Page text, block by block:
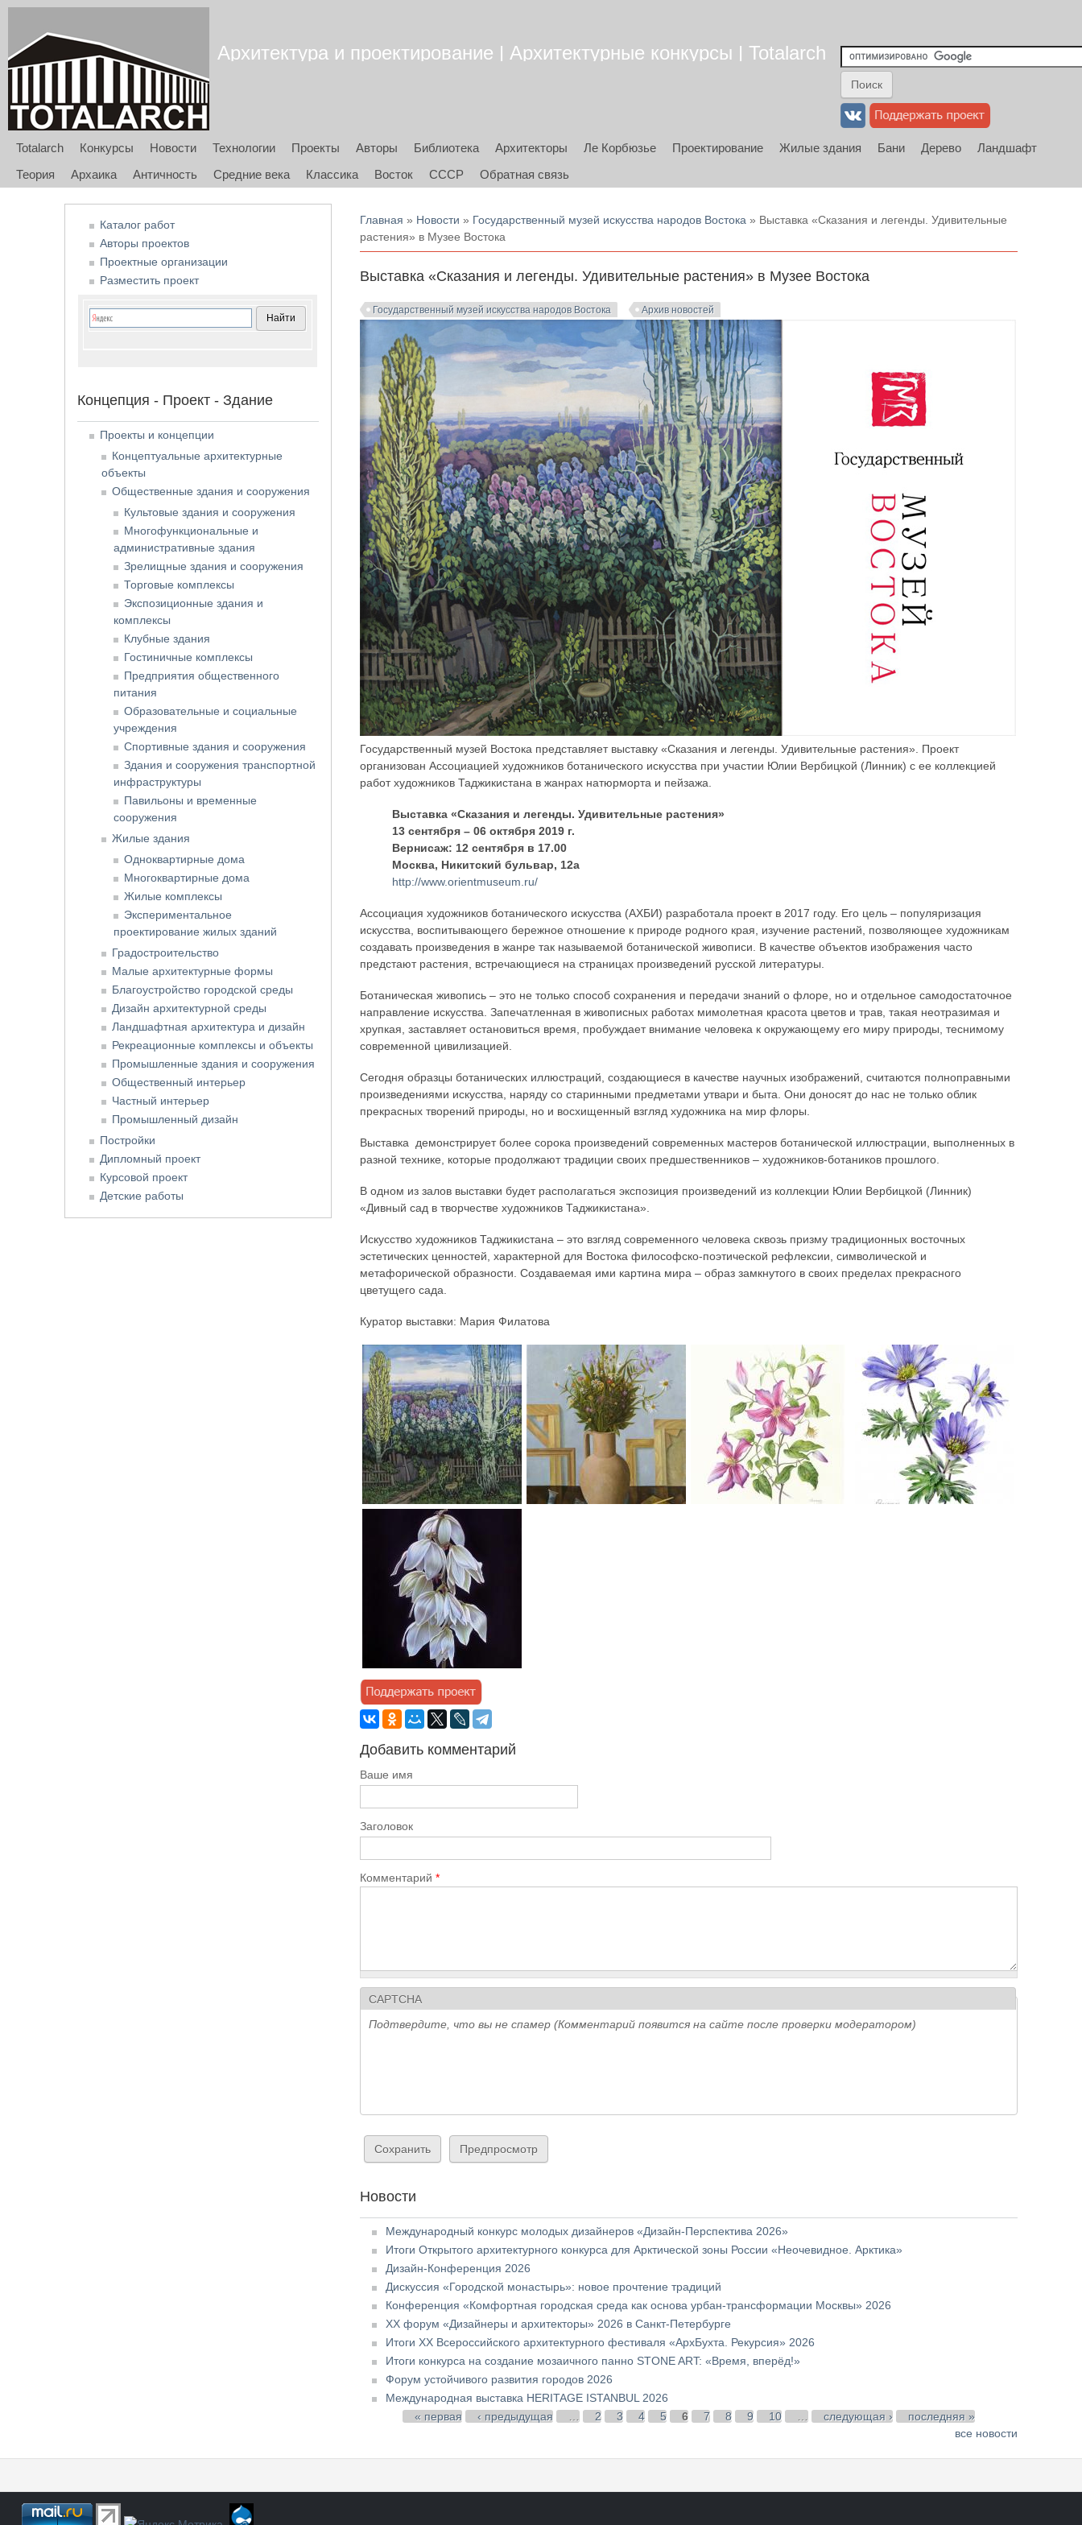
Архитектура и проектирование | Архитектурные конкурсы | Totalarch
Totalarch Конкурсы Новости Технологии Проекты Авторы Библиотека Архитекторы Ле Корбюзье Проектирование Жилые здания Бани Дерево
Ландшафт
Теория
Архаика Античность Средние века Классика Восток СССР Обратная связь
Вы здесь
Главная » Новости » Государственный музей искусства народов Востока » Выставка «Сказания и легенды. Удивительные
растения» в Музее Востока
Выставка «Сказания и легенды. Удивительные растения» в Музее Востока
Государственный музей искусства народов Востока Архив новостей
Государственный музей Востока представляет выставку «Сказания и легенды. Удивительные растения». Проект
организован Ассоциацией художников ботанического искусства при участии Юлии Вербицкой (Линник) с ее коллекцией
работ художников Таджикистана в жанрах натюрморта и пейзажа.
Выставка «Сказания и легенды. Удивительные растения»
13 сентября – 06 октября 2019 г.
Вернисаж: 12 сентября в 17.00
Москва, Никитский бульвар, 12а
http://www.orientmuseum.ru/
Ассоциация художников ботанического искусства (АХБИ) разработала проект в 2017 году. Его цель – популяризация
искусства, воспитывающего бережное отношение к природе родного края, изучение растений, позволяющее художникам
создавать произведения в жанре так называемой ботанической живописи. В качестве объектов изображения часто
предстают растения, встречающиеся на страницах произведений русской литературы.
Ботаническая живопись – это не только способ сохранения и передачи знаний о флоре, но и отдельное самодостаточное
направление искусства. Запечатленная в живописных работах мимолетная красота цветов и трав, такая неотразимая и
хрупкая, заставляет остановиться время, пробуждает внимание человека к окружающему его миру природы, теснимому
современной цивилизацией.
Сегодня образцы ботанических иллюстраций, создающиеся в качестве научных изображений, считаются полноправными
произведениями искусства, наряду со старинными предметами утвари и быта. Они доносят до нас не только облик
прекрасных творений природы, но и восхищенный взгляд художника на мир флоры.
Выставка демонстрирует более сорока произведений современных мастеров ботанической иллюстрации, выполненных в
разной технике, которые продолжают традиции своих предшественников – художников-ботаников прошлого.
В одном из залов выставки будет располагаться экспозиция произведений из коллекции Юлии Вербицкой (Линник)
«Дивный сад в творчестве художников Таджикистана».
Искусство художников Таджикистана – это взгляд современного человека сквозь призму традиционных восточных
эстетических ценностей, характерной для Востока философско-поэтической рефлексии, символической и
метафорической образности. Создаваемая ими картина мира – образ замкнутого в своих пределах прекрасного
цветущего сада.
Куратор выставки: Мария Филатова
Добавить комментарий
Ваше имя
Заголовок
Комментарий*
CAPTCHA
Подтвердите, что вы не спамер (Комментарий появится на сайте после проверки модератором)
Новости
Международный конкурс молодых дизайнеров «Дизайн-Перспектива 2026»
Итоги Открытого архитектурного конкурса для Арктической зоны России «Неочевидное. Арктика»
Дизайн-Конференция 2026
Дискуссия «Городской монастырь»: новое прочтение традиций
Конференция «Комфортная городская среда как основа урбан-трансформации Москвы» 2026
XX форум «Дизайнеры и архитекторы» 2026 в Санкт-Петербурге
Итоги XX Всероссийского архитектурного фестиваля «АрхБухта. Рекурсия» 2026
Итоги конкурса на создание мозаичного панно STONE ART: «Время, вперёд!»
Форум устойчивого развития городов 2026
Международная выставка HERITAGE ISTANBUL 2026
Страницы« первая ‹ предыдущая 2 3 4 5 6 7 8 9 10 следующая ›
последняя »
все новости
Каталог работ
Авторы проектов
Проектные организации
Разместить проект
Концепция - Проект - Здание
Проекты и концепции
Концептуальные архитектурные
объекты
Общественные здания и сооружения
Культовые здания и сооружения
Многофункциональные и
административные здания
Зрелищные здания и сооружения
Торговые комплексы
Экспозиционные здания и
комплексы
Клубные здания
Гостиничные комплексы
Предприятия общественного
питания
Образовательные и социальные
учреждения
Спортивные здания и сооружения
Здания и сооружения транспортной
инфраструктуры
Павильоны и временные
сооружения
Жилые здания
Одноквартирные дома
Многоквартирные дома
Жилые комплексы
Экспериментальное
проектирование жилых зданий
Градостроительство
Малые архитектурные формы
Благоустройство городской среды
Дизайн архитектурной среды
Ландшафтная архитектура и дизайн
Рекреационные комплексы и объекты
Промышленные здания и сооружения
Общественный интерьер
Частный интерьер
Промышленный дизайн
Постройки
Дипломный проект
Курсовой проект
Детские работы